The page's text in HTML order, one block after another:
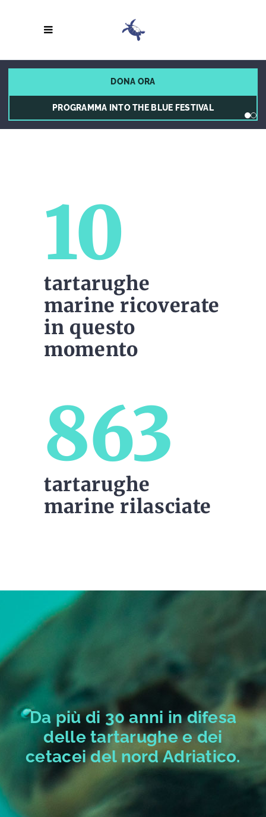
DONA ORA
PROGRAMMA INTO THE BLUE FESTIVAL
10
tartarughe
marine ricoverate
in questo
momento
863
tartarughe
marine rilasciate
Da più di 30 anni in difesa
delle tartarughe e dei
cetacei del nord Adriatico.